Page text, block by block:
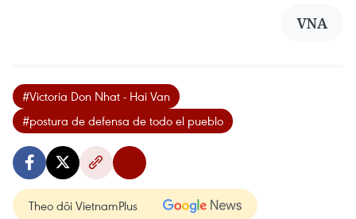
VNA
#Victoria Don Nhat - Hai Van
#postura de defensa de todo el pueblo
Theo dõi VietnamPlus